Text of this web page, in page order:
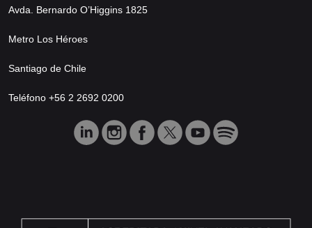
Avda. Bernardo O’Higgins 1825
Metro Los Héroes
Santiago de Chile
Teléfono +56 2 2692 0200